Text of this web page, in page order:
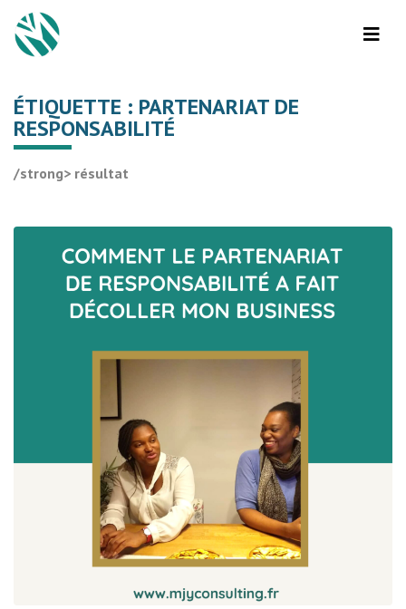
ÉTIQUETTE : PARTENARIAT DE
RESPONSABILITÉ
/strong> résultat